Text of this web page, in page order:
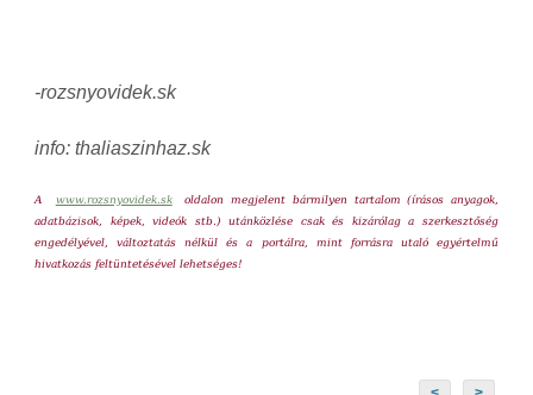
-rozsnyovidek.sk
info: thaliaszinhaz.sk
A www.rozsnyovidek.sk
oldalon megjelent bármilyen tartalom (írásos anyagok,
adatbázisok, képek, videók stb.) utánközlése csak és kizárólag a szerkesztőség
engedélyével, változtatás nélkül és a portálra, mint forrásra utaló egyértelmű
hivatkozás feltüntetésével lehetséges!